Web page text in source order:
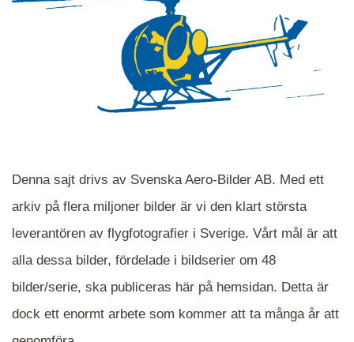
När du ser blåa, röda eller gröna mappar är det
en serie i varje. Dra i kartan för att komma
närmare det område Du söker och klicka på
Denna sajt drivs av Svenska Aero-Bilder AB. Med ett
arkiv på flera miljoner bilder är vi den klart största
leverantören av flygfotografier i Sverige. Vårt mål är att
alla dessa bilder, fördelade i bildserier om 48
bilder/serie, ska publiceras här på hemsidan. Detta är
dock ett enormt arbete som kommer att ta många år att